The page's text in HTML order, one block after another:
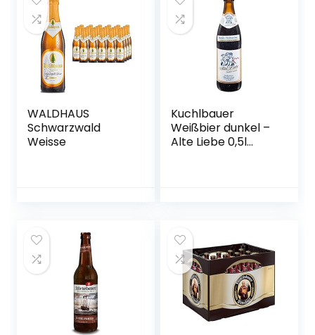
WALDHAUS
Schwarzwald
Weisse
Kuchlbauer
Weißbier dunkel –
Alte Liebe 0,5l